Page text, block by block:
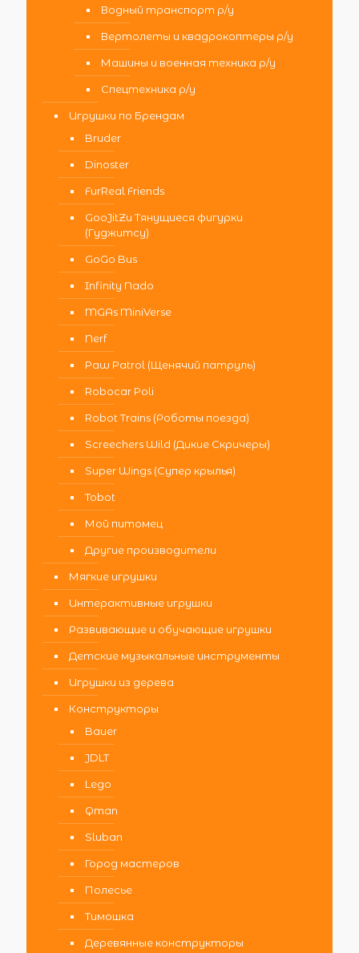
Водный транспорт р/у
Вертолеты и квадрокоптеры р/у
Машины и военная техника р/у
Спецтехника р/у
Игрушки по Брендам
Bruder
Dinoster
FurReal Friends
GooJitZu Тянущиеся фигурки
(Гуджитсу)
GoGo Bus
Infinity Nado
MGAs MiniVerse
Nerf
Paw Patrol (Щенячий патруль)
Robocar Poli
Robot Trains (Роботы поезда)
Screechers Wild (Дикие Скричеры)
Super Wings (Супер крылья)
Tobot
Мой питомец
Другие производители
Мягкие игрушки
Интерактивные игрушки
Развивающие и обучающие игрушки
Детские музыкальные инструменты
Игрушки из дерева
Конструкторы
Bauer
JDLT
Lego
Qman
Sluban
Город мастеров
Полесье
Тимошка
Деревянные конструкторы